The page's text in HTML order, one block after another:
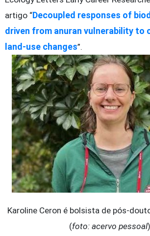
artigo “Decoupled responses of
driven from anuran vulnerability to
land-use changes”.
Karoline Ceron é bolsista de pós-
(foto: acervo pessoal)